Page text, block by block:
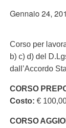
Gennaio 24,
Corso per
b) c) d) del
dall’Accordo
CORSO
Costo: €
CORSO